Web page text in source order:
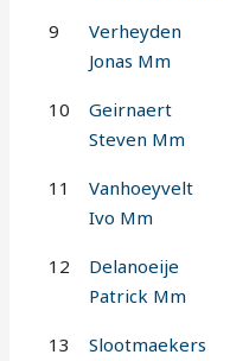
9
Verheyden
Jonas Mm
10
Geirnaert
Steven Mm
11
Vanhoeyvelt
Ivo Mm
12
Delanoeije
Patrick Mm
13
Slootmaekers